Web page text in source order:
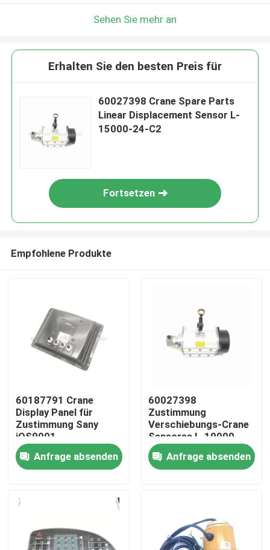
Sehen Sie mehr an
Erhalten Sie den besten Preis für
60027398 Crane Spare Parts
Linear Displacement Sensor L-
15000-24-C2
Fortsetzen
Empfohlene Produkte
60187791 Crane
Display Panel für
Zustimmung Sany
iOS9001
Anfrage absenden
60027398
Zustimmung
Verschiebungs-Crane
Sensorss L-10000-
24-C2 IOS9001
Anfrage absenden